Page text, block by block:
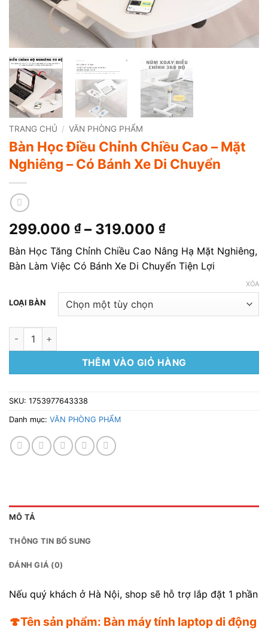
TRANG CHỦ / VĂN PHÒNG PHẨM
Bàn Học Điều Chỉnh Chiều Cao – Mặt
Nghiêng – Có Bánh Xe Di Chuyển
299.000 ₫ – 319.000 ₫Khoảng
từ
299.000 ₫
Bàn Học Tăng Chỉnh Chiều Cao Nâng Hạ Mặt Nghiêng,
Bàn Làm Việc Có Bánh Xe Di Chuyển Tiện Lợi
LOẠI BÀN
XÓA
Bàn Học Điều Chỉnh Chiều Cao - Mặt Nghiêng - Có Bánh Xe
THÊM VÀO GIỎ HÀNG
SKU: 1753977643338
Danh mục: VĂN PHÒNG PHẨM
MÔ TẢ
THÔNG TIN BỔ SUNG
ĐÁNH GIÁ (0)
Nếu quý khách ở Hà Nội, shop sẽ hỗ trợ lắp đặt 1 phần
🍄Tên sản phẩm: Bàn máy tính laptop di động